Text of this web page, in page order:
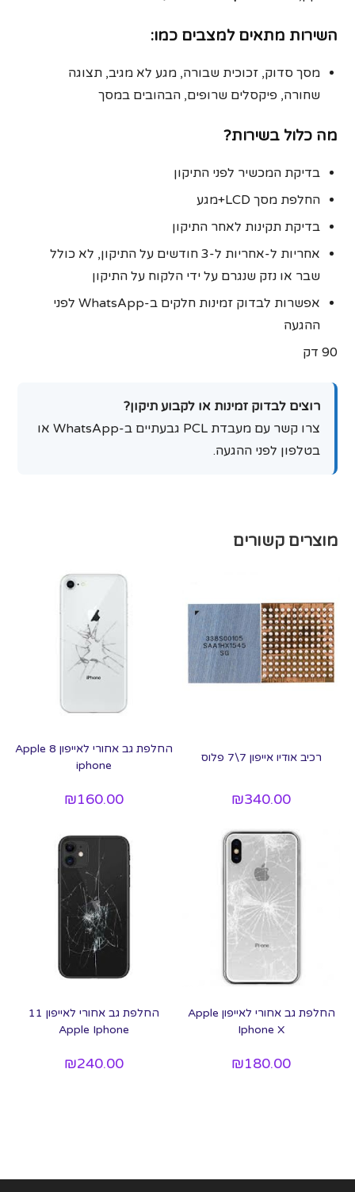
השירות מתאים למצבים כמו:
מסך סדוק, זכוכית שבורה, מגע לא מגיב, תצוגה
שחורה, פיקסלים שרופים, הבהובים במסך
מה כלול בשירות?
בדיקת המכשיר לפני התיקון
החלפת מסך LCD+מגע
בדיקת תקינות לאחר התיקון
אחריות ל-אחריות ל‑3 חודשים על התיקון, לא כולל
שבר או נזק שנגרם על ידי הלקוח על התיקון
אפשרות לבדוק זמינות חלקים ב-WhatsApp לפני
ההגעה
90 דק
רוצים לבדוק זמינות או לקבוע תיקון?
צרו קשר עם מעבדת PCL גבעתיים ב-WhatsApp או
בטלפון לפני ההגעה.
מוצרים קשורים
רכיב אודיו אייפון 7\7 פלוס
₪340.00
החלפת גב אחורי לאייפון 8 Apple
iphone
₪160.00
החלפת גב אחורי לאייפון Apple
Iphone X
₪180.00
החלפת גב אחורי לאייפון 11
Apple Iphone
₪240.00